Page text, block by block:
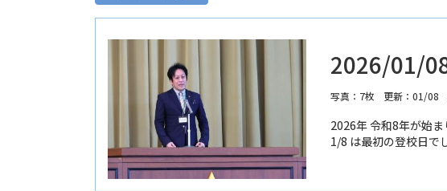
2026/01/
写真：7枚 更新：01/08
2026年 令和8年が始ま
1/8 は最初の登校日で